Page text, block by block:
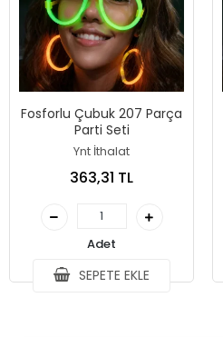
Fosforlu Çubuk 207 Parça
Parti Seti
Ynt İthalat
363,31 TL
Adet
SEPETE EKLE